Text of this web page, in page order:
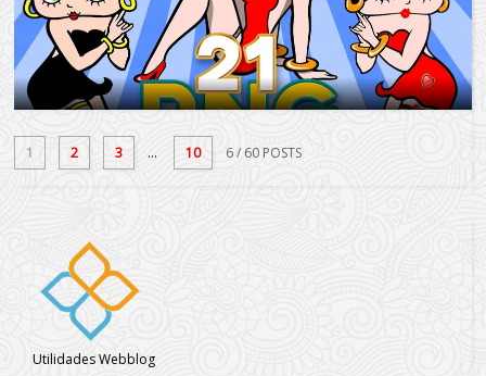
1 2 3 ... 10 6/ 60 POSTS
Utilidades Webblog